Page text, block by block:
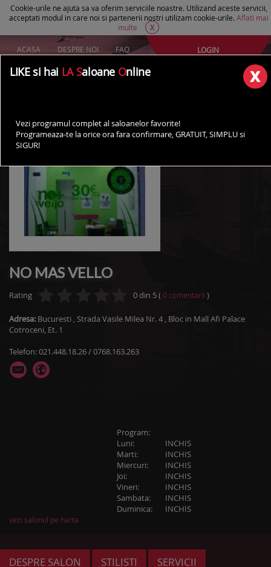
Cookie-urile ne ajuta sa va oferim serviciile noastre. Utilizand aceste servicii,
acceptati modul in care noi si partenerii nostri utilizam cookie-urile. Aflati mai
multe
X
ACASA DESPRE NOI FAQ
AI UN SALON?
LOGIN
NO MAS VELLO
Rating 0din 5( 0 comentarii )
Adresa: Bucuresti , Strada Vasile Milea Nr. 4 , Bloc in Mall Afi Palace
Cotroceni, Et. 1
Telefon: 021.448.18.26 / 0768.163.263
Program:
Luni:
INCHIS
Marti:
INCHIS
Miercuri:
INCHIS
Joi:
INCHIS
Vineri:
INCHIS
Sambata:
INCHIS
Duminica:
INCHIS
vezi salonul pe harta
DESPRE SALON STILISTI
SERVICII
LIKE si hai LA Saloane Online
Vezi programul complet al saloanelor favorite!
Programeaza-te la orice ora fara confirmare, GRATUIT, SIMPLU si
SIGUR!